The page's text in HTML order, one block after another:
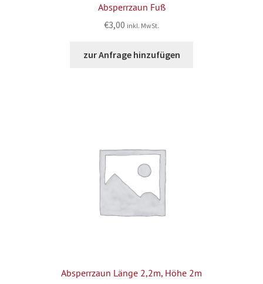
Absperrzaun Fuß
€3,00 inkl. MwSt.
zur Anfrage hinzufügen
Absperrzaun Länge 2,2m, Höhe 2m